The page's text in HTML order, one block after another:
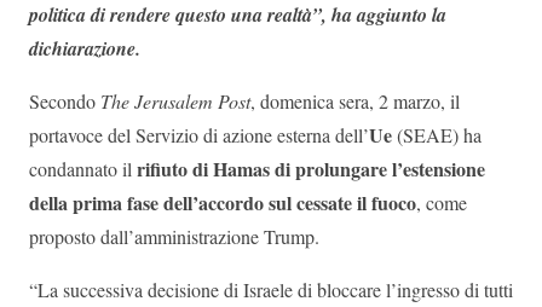
politica di rendere questo una realtà”, ha aggiunto la
dichiarazione.
Secondo The Jerusalem Post, domenica sera, 2 marzo, il
portavoce del Servizio di azione esterna dell’Ue(SEAE) ha
condannato ilrifiuto di Hamas di prolungare l’estensione
della prima fase dell’accordo sul cessate il fuoco, come
proposto dall’amministrazione Trump.
“La successiva decisione di Israele di bloccare l’ingresso di tutti